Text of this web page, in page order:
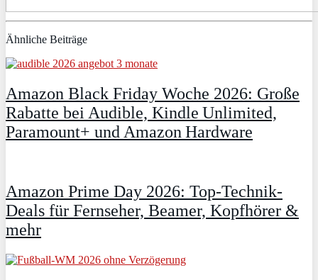
Ähnliche Beiträge
Amazon Black Friday Woche 2026: Große
Rabatte bei Audible, Kindle Unlimited,
Paramount+ und Amazon Hardware
Amazon Prime Day 2026: Top-Technik-
Deals für Fernseher, Beamer, Kopfhörer &
mehr